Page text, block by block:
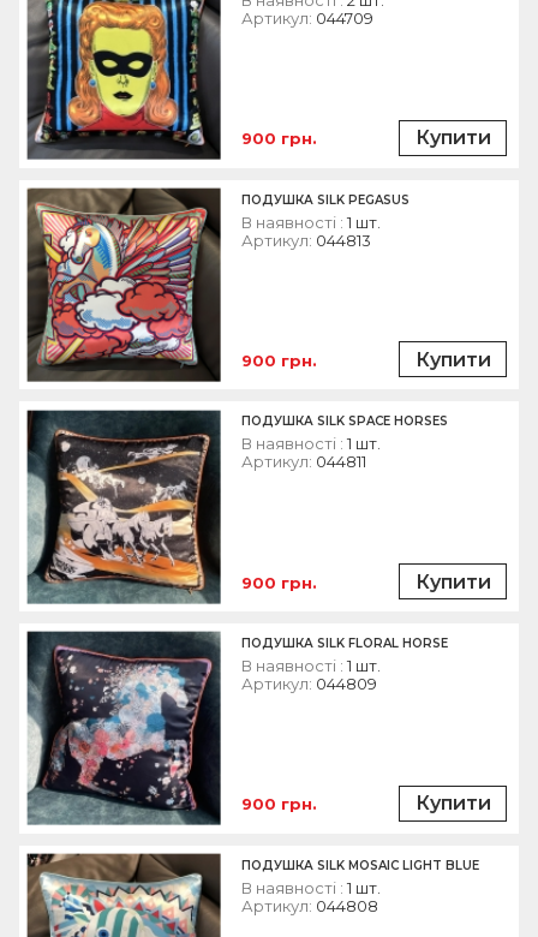
Артикул: 044709
900 грн. Купити
В наявності : 1 шт.
Артикул: 044813
ПОДУШКА SILK PEGASUS
900 грн. Купити
В наявності : 1 шт.
Артикул: 044811
ПОДУШКА SILK SPACE HORSES
900 грн. Купити
В наявності : 1 шт.
Артикул: 044809
ПОДУШКА SILK FLORAL HORSE
900 грн. Купити
В наявності : 1 шт.
Артикул: 044808
ПОДУШКА SILK MOSAIC LIGHT BLUE